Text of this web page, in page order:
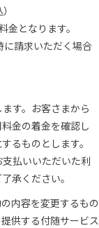
となります。
請求いただく場合
す。お客さまから
金の着金を確認し
るものとします。
払いいただいた利
承ください。
内容を変更するもの
供する付随サービス